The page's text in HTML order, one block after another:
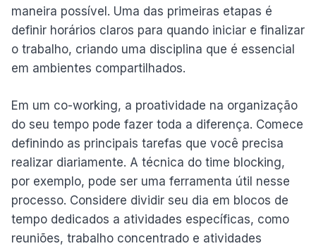
maneira possível. Uma das primeiras etapas é
definir horários claros para quando iniciar e finalizar
o trabalho, criando uma disciplina que é essencial
em ambientes compartilhados.
Em um co-working, a proatividade na organização
do seu tempo pode fazer toda a diferença. Comece
definindo as principais tarefas que você precisa
realizar diariamente. A técnica do time blocking,
por exemplo, pode ser uma ferramenta útil nesse
processo. Considere dividir seu dia em blocos de
tempo dedicados a atividades específicas, como
reuniões, trabalho concentrado e atividades